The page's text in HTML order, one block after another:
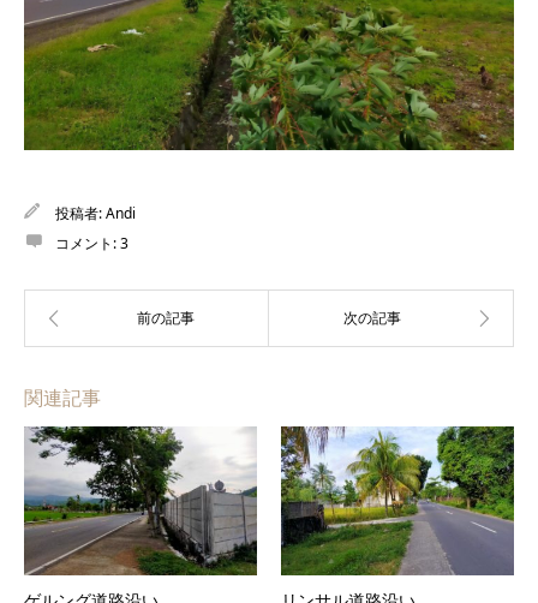
投稿者:Andi
コメント:3
関連記事